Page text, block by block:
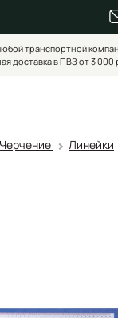
транспортной
доставка в ПВЗ от 3 000
Черчение Линейки